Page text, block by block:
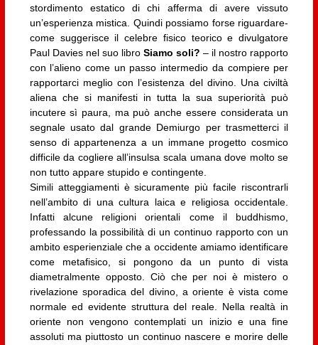
stordimento estatico di chi afferma di avere vissuto
un’esperienza mistica. Quindi possiamo forse riguardare-
come suggerisce il celebre fisico teorico e divulgatore
Paul Davies nel suo libro Siamo soli?– il nostro rapporto
con l’alieno come un passo intermedio da compiere per
rapportarci meglio con l’esistenza del divino. Una civiltà
aliena che si manifesti in tutta la sua superiorità può
incutere sì paura, ma può anche essere considerata un
segnale usato dal grande Demiurgo per trasmetterci il
senso di appartenenza a un immane progetto cosmico
difficile da cogliere all’insulsa scala umana dove molto se
non tutto appare stupido e contingente.
Simili atteggiamenti è sicuramente più facile riscontrarli
nell’ambito di una cultura laica e religiosa occidentale.
Infatti alcune religioni orientali come il buddhismo,
professando la possibilità di un continuo rapporto con un
ambito esperienziale che a occidente amiamo identificare
come metafisico, si pongono da un punto di vista
diametralmente opposto. Ciò che per noi è mistero o
rivelazione sporadica del divino, a oriente è vista come
normale ed evidente struttura del reale. Nella realtà in
oriente non vengono contemplati un inizio e una fine
assoluti ma piuttosto un continuo nascere e morire delle